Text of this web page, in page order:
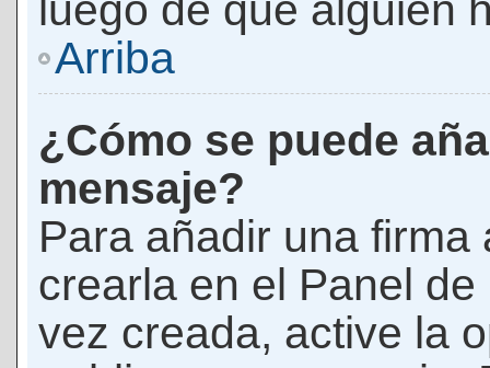
Arriba
¿Cómo se puede
mensaje?
Para añadir una
crearla en el Panel
vez creada, active la